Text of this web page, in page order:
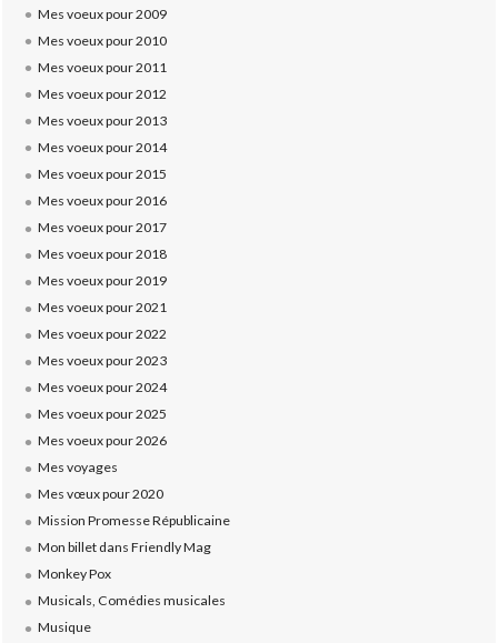
Mes voeux pour 2009
Mes voeux pour 2010
Mes voeux pour 2011
Mes voeux pour 2012
Mes voeux pour 2013
Mes voeux pour 2014
Mes voeux pour 2015
Mes voeux pour 2016
Mes voeux pour 2017
Mes voeux pour 2018
Mes voeux pour 2019
Mes voeux pour 2021
Mes voeux pour 2022
Mes voeux pour 2023
Mes voeux pour 2024
Mes voeux pour 2025
Mes voeux pour 2026
Mes voyages
Mes vœux pour 2020
Mission Promesse Républicaine
Mon billet dans Friendly Mag
Monkey Pox
Musicals, Comédies musicales
Musique